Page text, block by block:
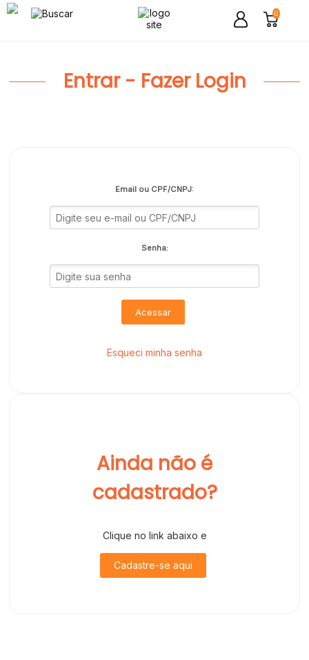
0
Entrar - Fazer Login
Email ou CPF/CNPJ:
Senha:
Acessar
Esqueci minha senha
Ainda não é
cadastrado?
Clique no link abaixo e
Cadastre-se aqui